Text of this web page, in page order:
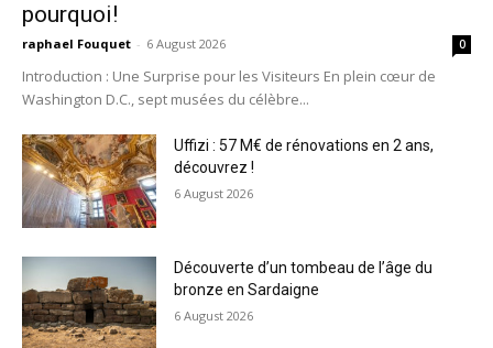
pourquoi!
raphael Fouquet - 6 August 2026 0
Introduction : Une Surprise pour les Visiteurs En plein cœur de
Washington D.C., sept musées du célèbre...
Uffizi : 57 M€ de rénovations en 2 ans,
découvrez !
6 August 2026
Découverte d’un tombeau de l’âge du
bronze en Sardaigne
6 August 2026